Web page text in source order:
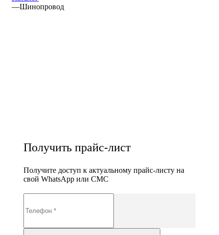
—Шинопровод
Получить прайс-лист
Получите доступ к актуальному прайс-листу на
свой WhatsApp или СМС